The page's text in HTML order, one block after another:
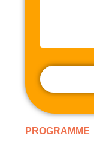
PROGRAMME